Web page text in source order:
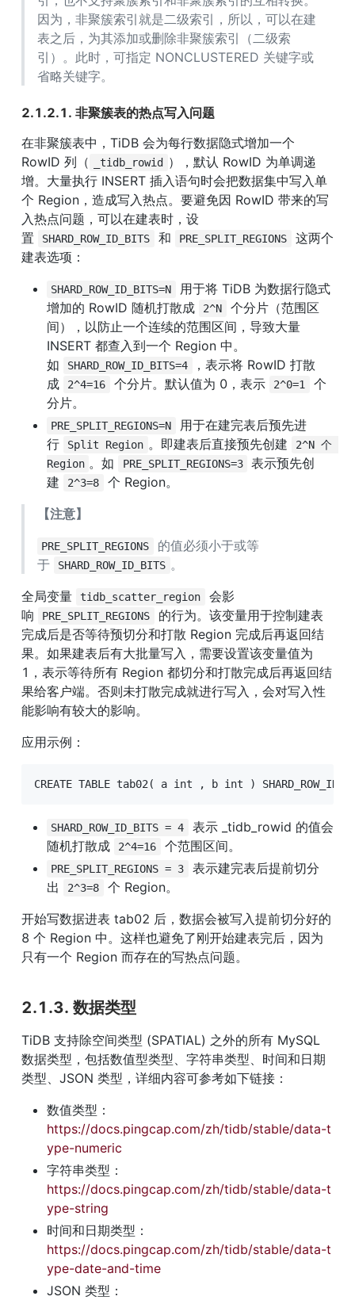
因为，非聚簇索引就是二级索引，所以，可以在建
表之后，为其添加或删除非聚簇索引（二级索
引）。此时，可指定 NONCLUSTERED 关键字或
省略关键字。
2.1.2.1. 非聚簇表的热点写入问题
在非聚簇表中，TiDB 会为每行数据隐式增加一个
RowID 列（
_tidb_rowid
），默认 RowID 为单调递
增。大量执行 INSERT 插入语句时会把数据集中写入单
个 Region，造成写入热点。要避免因 RowID 带来的写
入热点问题，可以在建表时，设
置
SHARD_ROW_ID_BITS 和 PRE_SPLIT_REGIONS
这两个
建表选项：
SHARD_ROW_ID_BITS=N
用于将 TiDB 为数据行隐式
增加的 RowID 随机打散成
2^N
个分片（范围区
间），以防止一个连续的范围区间，导致大量
INSERT 都查入到一个 Region 中。
如
SHARD_ROW_ID_BITS=4
，表示将 RowID 打散
成
2^4=16 个分片。默认值为 0，表示 2^0=1
个
分片。
PRE_SPLIT_REGIONS=N
用于在建完表后预先进
行
Split Region 。即建表后直接预先创建
2^N 个
Region 。如 PRE_SPLIT_REGIONS=3
表示预先创
建
2^3=8
个 Region。
【注意】
PRE_SPLIT_REGIONS
的值必须小于或等
于
SHARD_ROW_ID_BITS 。
全局变量
tidb_scatter_region
会影
响
PRE_SPLIT_REGIONS
的行为。该变量用于控制建表
完成后是否等待预切分和打散 Region 完成后再返回结
果。如果建表后有大批量写入，需要设置该变量值为
1，表示等待所有 Region 都切分和打散完成后再返回结
果给客户端。否则未打散完成就进行写入，会对写入性
能影响有较大的影响。
应用示例：
CREATE TABLE tab02( a int , b int )
SHARD_ROW_ID_BITS = 4
表示 _tidb_rowid 的值会
随机打散成
2^4=16 个范围区间。
PRE_SPLIT_REGIONS = 3
表示建完表后提前切分
出
2^3=8
个 Region。
开始写数据进表 tab02 后，数据会被写入提前切分好的
8 个 Region 中。这样也避免了刚开始建表完后，因为
只有一个 Region 而存在的写热点问题。
2.1.3. 数据类型
TiDB 支持除空间类型 (SPATIAL) 之外的所有 MySQL
数据类型，包括数值型类型、字符串类型、时间和日期
类型、JSON 类型，详细内容可参考如下链接：
数值类型：
https://docs.pingcap.com/zh/tidb/stable/data-t
ype-numeric
字符串类型：
https://docs.pingcap.com/zh/tidb/stable/data-t
ype-string
时间和日期类型：
https://docs.pingcap.com/zh/tidb/stable/data-t
ype-date-and-time
JSON 类型：